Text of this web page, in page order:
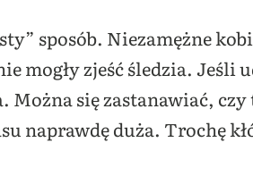
sposób. Niezamężne
mogły zjeść śledzia. Jeśli
Można się zastanawiać,
naprawdę duża. Trochę